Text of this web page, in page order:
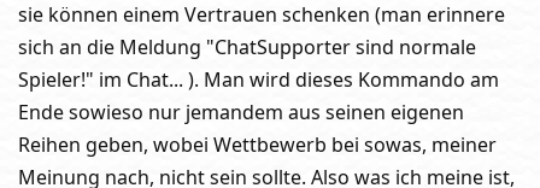
sie können einem Vertrauen schenken (man erinnere
sich an die Meldung "ChatSupporter sind normale
Spieler!" im Chat... ). Man wird dieses Kommando am
Ende sowieso nur jemandem aus seinen eigenen
Reihen geben, wobei Wettbewerb bei sowas, meiner
Meinung nach, nicht sein sollte. Also was ich meine ist,